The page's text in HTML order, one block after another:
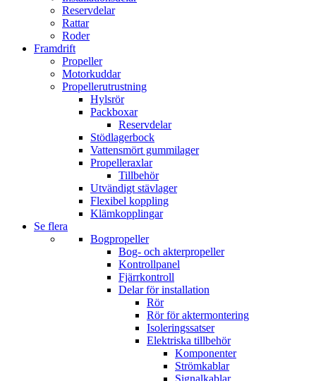
Reservdelar
Rattar
Roder
Framdrift
Propeller
Motorkuddar
Propellerutrustning
Hylsrör
Packboxar
Reservdelar
Stödlagerbock
Vattensmört gummilager
Propelleraxlar
Tillbehör
Utvändigt stävlager
Flexibel koppling
Klämkopplingar
Se flera
Bogpropeller
Bog- och akterpropeller
Kontrollpanel
Fjärrkontroll
Delar för installation
Rör
Rör för aktermontering
Isoleringssatser
Elektriska tillbehör
Komponenter
Strömkablar
Signalkablar